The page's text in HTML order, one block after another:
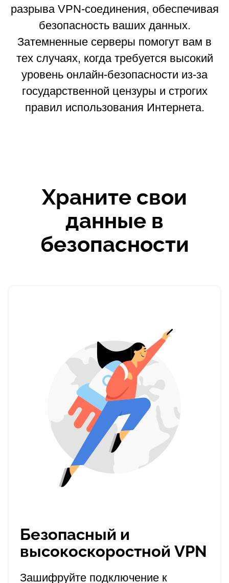
разрыва VPN-соединения, обеспечивая
безопасность ваших данных.
Затемненные серверы помогут вам в
тех случаях, когда требуется высокий
уровень онлайн-безопасности из-за
государственной цензуры и строгих
правил использования Интернета.
Храните свои
данные в
безопасности
Безопасный и
высокоскоростной VPN
Зашифруйте подключение к